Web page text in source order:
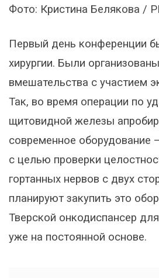
Фото: Кристина Белякова /
Первый день конференции
хирургии. Были
вмешательства с участием
Так, во время операции по
щитовидной железы
современное оборудование
с целью проверки
гортанных нервов с двух
планируют закупить это
Тверской онкодиспансер
уже на постоянной основе.